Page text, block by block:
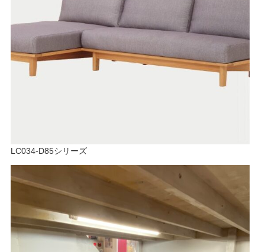
LC034-D85シリーズ